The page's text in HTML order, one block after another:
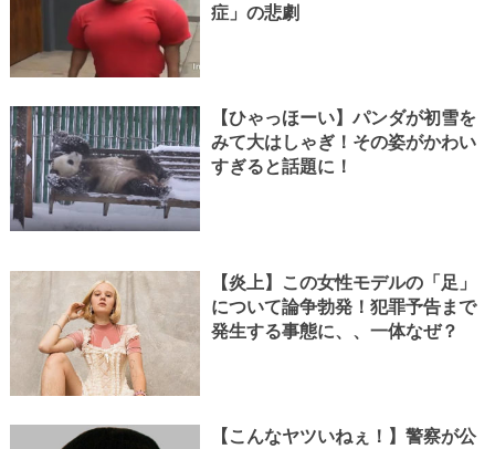
症」の悲劇
【ひゃっほーい】パンダが初雪を
みて大はしゃぎ！その姿がかわい
すぎると話題に！
【炎上】この女性モデルの「足」
について論争勃発！犯罪予告まで
発生する事態に、、一体なぜ？
【こんなヤツいねぇ！】警察が公